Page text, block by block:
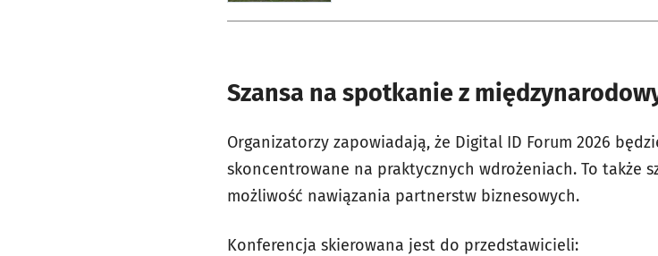
Szansa na spotkanie z
Organizatorzy zapowiadają, że Digital ID Forum 2026
skoncentrowane na praktycznych wdrożeniach. To także
możliwość nawiązania partnerstw biznesowych.
Konferencja skierowana jest do przedstawicieli: